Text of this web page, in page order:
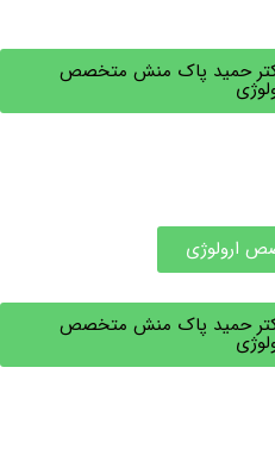
پاک منش متخصص
پاک منش متخصص